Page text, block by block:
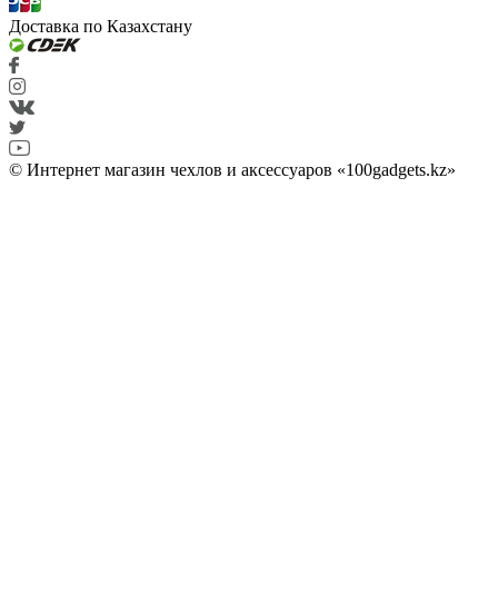
Доставка по Казахстану
© Интернет магазин чехлов и аксессуаров «100gadgets.kz»